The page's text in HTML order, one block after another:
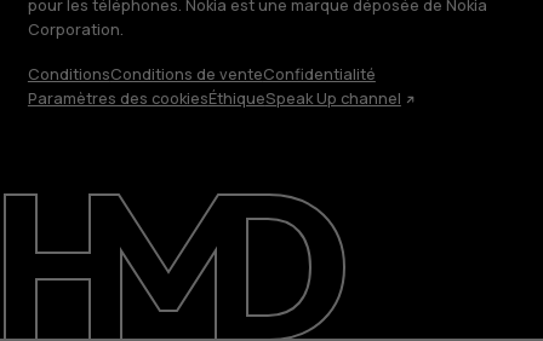
Réparer, réutiliser, recycler
Responsable
Assistance
pour les téléphones. Nokia est une marque déposée de Nokia
Corporation.
ConditionsConditions de venteConfidentialité
Paramètres des cookiesÉthiqueSpeak Up channel